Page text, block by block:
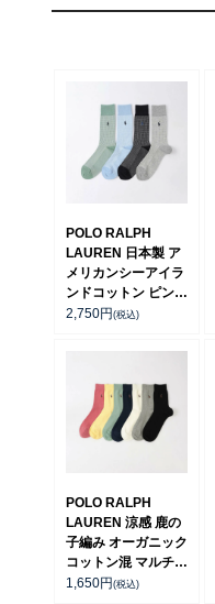
POLO RALPH
LAUREN 日本製 ア
メリカンシーアイラ
ンドコットン ピンチ
ェック クルー丈 ソ
2,750円 (税込)
POLO RALPH
LAUREN 涼感 鹿の
子編み オーガニック
コットン混 マルチ
PP 20cm ミドル丈
1,650円 (税込)